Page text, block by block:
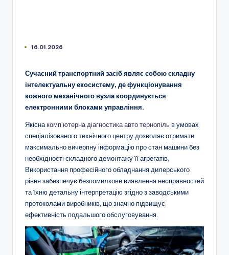
16.01.2026
Сучасний транспортний засіб являє собою складну
інтелектуальну екосистему, де функціонування
кожного механічного вузла координується
електронними блоками управління.
Якіснакомп’ютерна діагностика авто тернопільв умовах
спеціалізованого технічного центру дозволяє отримати
максимально вичерпну інформацію про стан машини без
необхідності складного демонтажу її агрегатів.
Використання професійного обладнання дилерського
рівня забезпечує безпомилкове виявлення несправностей
та їхню детальну інтерпретацію згідно з заводськими
протоколами виробників, що значно підвищує
ефективність подальшого обслуговування.